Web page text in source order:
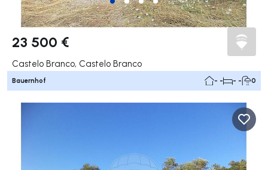
23 500 €
Castelo Branco, Castelo Branco
Bauernhof - - - - 0